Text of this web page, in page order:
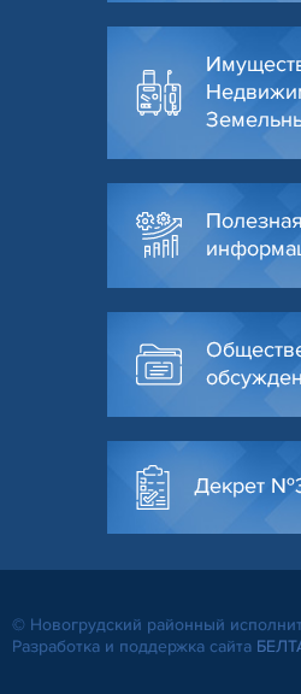
Полезная
Декрет
© Новогрудский районный
Разработка и поддержка сайта